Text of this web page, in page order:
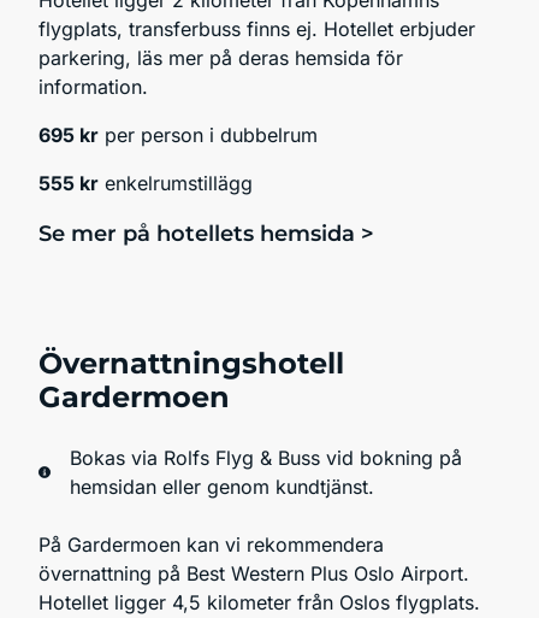
flygplats, transferbuss finns ej. Hotellet erbjuder
parkering, läs mer på deras hemsida för
information.
695 kr per person i dubbelrum
555 kr enkelrumstillägg
Se mer på hotellets hemsida >
Övernattningshotell
Gardermoen
Bokas via Rolfs Flyg & Buss vid bokning på
hemsidan eller genom kundtjänst.
På Gardermoen kan vi rekommendera
övernattning på Best Western Plus Oslo Airport.
Hotellet ligger 4,5 kilometer från Oslos flygplats.